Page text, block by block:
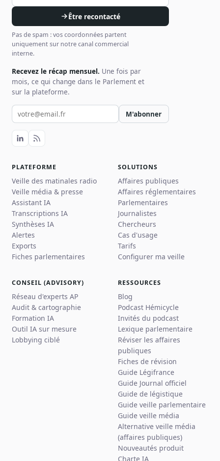
Être recontacté
Pas de spam : vos coordonnées partent
uniquement sur notre canal commercial
interne.
Recevez le récap mensuel. Une fois par
mois, ce qui change dans le Parlement et
sur la plateforme.
Votre email pour la newsletter
M'abonner
PLATEFORME
Veille des matinales radio
Veille média & presse
Assistant IA
Transcriptions IA
Synthèses IA
Alertes
Exports
Fiches parlementaires
SOLUTIONS
Affaires publiques
Affaires réglementaires
Parlementaires
Journalistes
Chercheurs
Cas d'usage
Tarifs
Configurer ma veille
CONSEIL (ADVISORY)
Réseau d'experts AP
Audit & cartographie
Formation IA
Outil IA sur mesure
Lobbying ciblé
RESSOURCES
Blog
Podcast Hémicycle
Invités du podcast
Lexique parlementaire
Réviser les affaires
publiques
Fiches de révision
Guide Légifrance
Guide Journal officiel
Guide de légistique
Guide veille parlementaire
Guide veille média
Alternative veille média
(affaires publiques)
Nouveautés produit
Charte IA